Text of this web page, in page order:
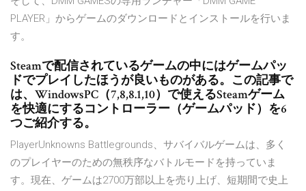
PLAYER」からゲームのダウンロードとインストールを行いま
す。
Steamで配信されているゲームの中にはゲームパッ
ドでプレイしたほうが良いものがある。この記事で
は、WindowsPC（7,8,8.1,10）で使えるSteamゲーム
を快適にするコントローラー（ゲームパッド）を6
つご紹介する。
PlayerUnknowns Battlegrounds、サバイバルゲームは、多く
のプレイヤーのための無秩序なバトルモードを持っていま
す。現在、ゲームは2700万部以上を売り上げ、短期間で史上